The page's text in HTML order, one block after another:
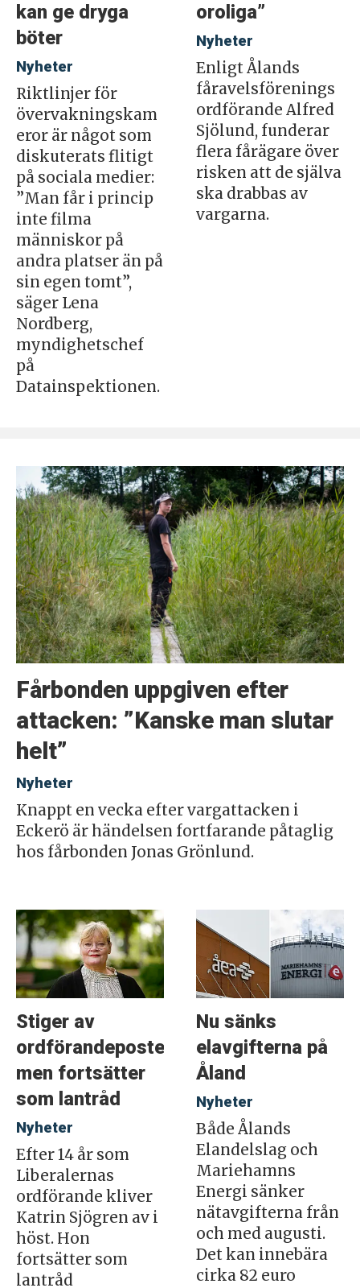
kan ge dryga
böter
Nyheter
Riktlinjer för
övervakningskam
eror är något som
diskuterats flitigt
på sociala medier:
”Man får i princip
inte filma
människor på
andra platser än på
sin egen tomt”,
säger Lena
Nordberg,
myndighetschef
på
Datainspektionen.
oroliga”
Nyheter
Enligt Ålands
fåravelsförenings
ordförande Alfred
Sjölund, funderar
flera fårägare över
risken att de själva
ska drabbas av
vargarna.
Fårbonden uppgiven efter
attacken: ”Kanske man slutar
helt”
Nyheter
Knappt en vecka efter vargattacken i
Eckerö är händelsen fortfarande påtaglig
hos fårbonden Jonas Grönlund.
Stiger av
ordförandeposten
men fortsätter
som lantråd
Nyheter
Efter 14 år som
Liberalernas
ordförande kliver
Katrin Sjögren av i
höst. Hon
fortsätter som
lantråd
Nu sänks
elavgifterna på
Åland
Nyheter
Både Ålands
Elandelslag och
Mariehamns
Energi sänker
nätavgifterna från
och med augusti.
Det kan innebära
cirka 82 euro